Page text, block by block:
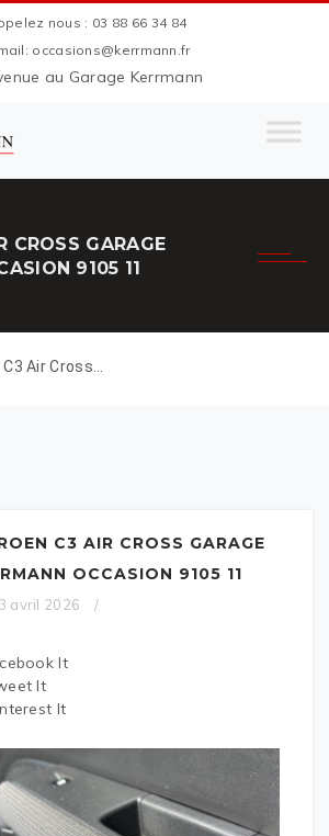
nous : 03 88 66 34 84
occasions@kerrmann.fr
au Garage Kerrmann
CROSS GARAGE
9105 11
Air Cross...
C3 AIR CROSS GARAGE
OCCASION 9105 11
avril 2026 /
It
It
It